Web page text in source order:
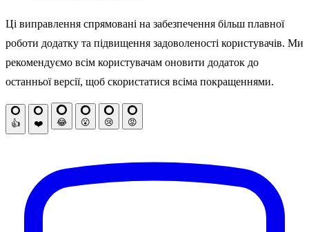
Ці виправлення спрямовані на забезпечення більш плавної
роботи додатку та підвищення задоволеності користувачів. Ми
рекомендуємо всім користувачам оновити додаток до
останньої версії, щоб скористатися всіма покращеннями.
👍 ❤️ 😂 😮 😢 😡